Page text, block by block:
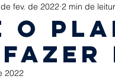
Saúde
o
fazer
fev. de 2022 2 min de
2022